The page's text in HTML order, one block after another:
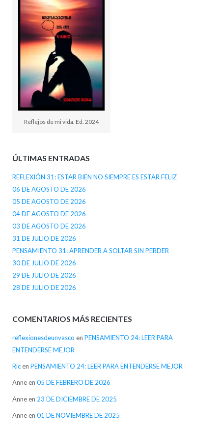
Reflejos de mi vida. Ed. 2024
ÚLTIMAS ENTRADAS
REFLEXIÓN 31: ESTAR BIEN NO SIEMPRE ES ESTAR FELIZ
06 DE AGOSTO DE 2026
05 DE AGOSTO DE 2026
04 DE AGOSTO DE 2026
03 DE AGOSTO DE 2026
31 DE JULIO DE 2026
PENSAMIENTO 31: APRENDER A SOLTAR SIN PERDER
30 DE JULIO DE 2026
29 DE JULIO DE 2026
28 DE JULIO DE 2026
COMENTARIOS MÁS RECIENTES
reflexionesdeunvasco en PENSAMIENTO 24: LEER PARA
ENTENDERSE MEJOR
Ricen PENSAMIENTO 24: LEER PARA ENTENDERSE MEJOR
Anneen 05 DE FEBRERO DE 2026
Anneen 23 DE DICIEMBRE DE 2025
Anneen 01 DE NOVIEMBRE DE 2025